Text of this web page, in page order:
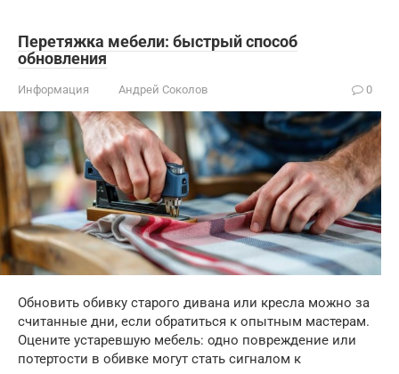
Перетяжка мебели: быстрый способ
обновления
Информация Андрей Соколов 0
Обновить обивку старого дивана или кресла можно за
считанные дни, если обратиться к опытным мастерам.
Оцените устаревшую мебель: одно повреждение или
потертости в обивке могут стать сигналом к